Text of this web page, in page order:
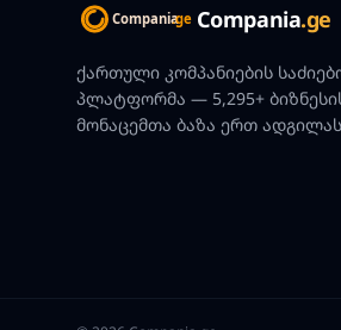
Compania.ge
ქართული კომპანიების
პლატფორმა — 5,295+
მონაცემთა ბაზა ერთ